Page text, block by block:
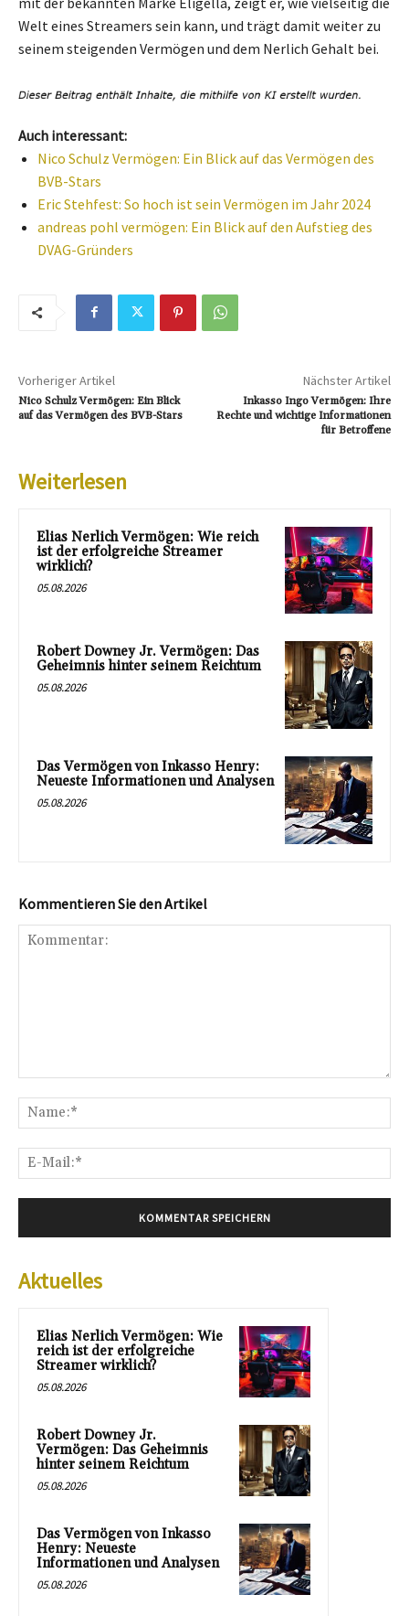
Welt eines Streamers sein kann, und trägt damit weiter zu
seinem steigenden Vermögen und dem Nerlich Gehalt bei.
Auch interessant:
Nico Schulz Vermögen: Ein Blick auf das Vermögen des
BVB-Stars
Eric Stehfest: So hoch ist sein Vermögen im Jahr 2024
andreas pohl vermögen: Ein Blick auf den Aufstieg des
DVAG-Gründers
Vorheriger Artikel
Nico Schulz Vermögen: Ein Blick
auf das Vermögen des BVB-Stars
Nächster Artikel
Inkasso Ingo Vermögen: Ihre
Rechte und wichtige Informationen
für Betroffene
Weiterlesen
Elias Nerlich Vermögen: Wie reich
ist der erfolgreiche Streamer
wirklich?
05.08.2026
Robert Downey Jr. Vermögen: Das
Geheimnis hinter seinem Reichtum
05.08.2026
Das Vermögen von Inkasso Henry:
Neueste Informationen und Analysen
05.08.2026
Kommentieren Sie den Artikel
Aktuelles
Elias Nerlich Vermögen: Wie
reich ist der erfolgreiche
Streamer wirklich?
05.08.2026
Robert Downey Jr.
Vermögen: Das Geheimnis
hinter seinem Reichtum
05.08.2026
Das Vermögen von Inkasso
Henry: Neueste
Informationen und Analysen
05.08.2026